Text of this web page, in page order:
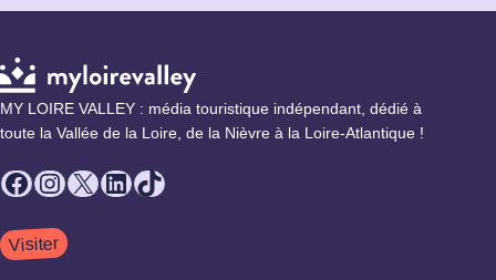
MY LOIRE VALLEY : média touristique indépendant, dédié à
toute la Vallée de la Loire, de la Nièvre à la Loire-Atlantique !
Facebook
Instagram
X LinkedIn
TikTok
Visiter